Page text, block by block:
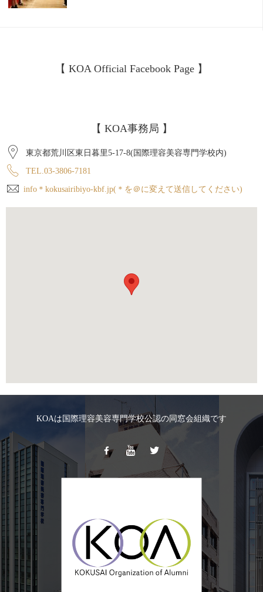
【 KOA Official Facebook Page 】
【 KOA事務局 】
東京都荒川区東日暮里5-17-8(国際理容美容専門学校内)
TEL.03-3806-7181
info＊kokusairibiyo-kbf.jp(＊を＠に変えて送信してください)
KOAは国際理容美容専門学校公認の同窓会組織です